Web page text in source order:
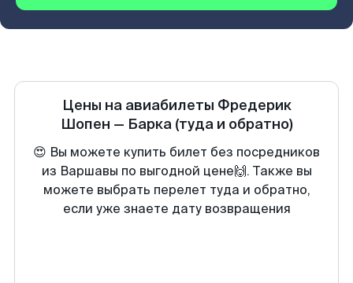
Цены на авиабилеты Фредерик
Шопен — Барка (туда и обратно)
😍 Вы можете купить билет без посредников
из Варшавы по выгодной цене🙌. Также вы
можете выбрать перелет туда и обратно,
если уже знаете дату возвращения